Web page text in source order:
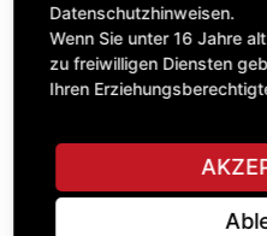
IN DEN
Datenschutzhinweisen.
Wenn Sie unter 16 Jahre
zu freiwilligen Diensten
Ihren